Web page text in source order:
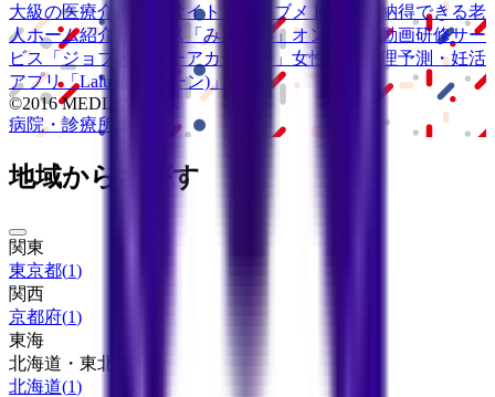
大級の医療介護求人サイト 「ジョブメドレー」 納得できる老
人ホーム紹介サービス
「みんかい」 オンライン
動画研修サー
ビス
「ジョブメドレーアカデミー」 女性向け
生理予測・妊活
アプリ「Lalune(ラルーン)」
©2016 MEDLEY, INC.
病院・診療所
地域からさがす
関東
東京都(1)
関西
京都府(1)
東海
北海道・東北
北海道(1)